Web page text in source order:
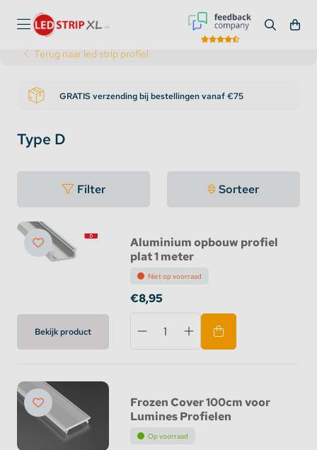
Terug naar led strip profiel
Bezoek onze showroom in Deventer
Type D
Filter Sorteer
Bekijk product
Aluminium opbouw profiel
plat 1 meter
Niet op voorraad
€8,95
Frozen Cover 100cm voor
Lumines Profielen
Op voorraad